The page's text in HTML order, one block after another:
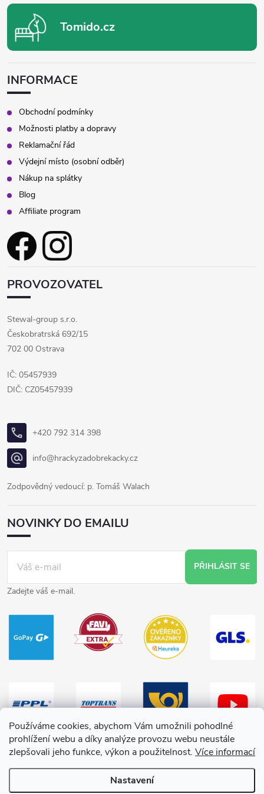
Používáme cookies, abychom Vám umožnili pohodlné
prohlížení webu a díky analýze provozu webu neustále
zlepšovali jeho funkce, výkon a použitelnost. Více informací
Nastavení
Tomido.cz
INFORMACE
Obchodní podmínky
Možnosti platby a dopravy
Reklamační řád
Výdejní místo (osobní odběr)
Nákup na splátky
Blog
Affiliate program
PROVOZOVATEL
Stewal-group s.r.o.
Českobratrská 692/15
702 00 Ostrava
IČ: 05457939
DIČ: CZ05457939
+420 792 314 398
info@hrackyzadobrekacky.cz
Zodpovědný vedoucí: p. Tomáš Walach
NOVINKY DO EMAILU
PŘIHLÁSIT SE
Zadejte váš e-mail.